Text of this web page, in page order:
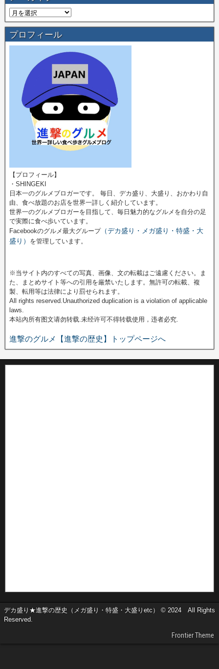
プロフィール
【プロフィール】
・SHINGEKI
日本一のグルメブロガーです。 毎日、デカ盛り、大盛り、おかわり自
由、食べ放題のお店を世界一詳しく紹介しています。
世界一のグルメブロガーを目指して、毎日魅力的なグルメを自分の足
で実際に食べ歩いています。
Facebookのグルメ最大グループ（デカ盛り・メガ盛り・特盛・大
盛り） を管理しています。
※当サイト内のすべての写真、画像、文の転載はご遠慮ください。ま
た、まとめサイト等への引用を厳禁いたします。無許可の転載、複
製、転用等は法律により罰せられます。
All rights reserved.Unauthorized duplication is a violation of applicable
laws.
本站內所有图文请勿转载.未经许可不得转载使用，违者必究.
進撃のグルメ【進撃の歴史】トップページへ
デカ盛り★進撃の歴史（メガ盛り・特盛・大盛りetc） © 2024 All Rights
Reserved.
Frontier Theme